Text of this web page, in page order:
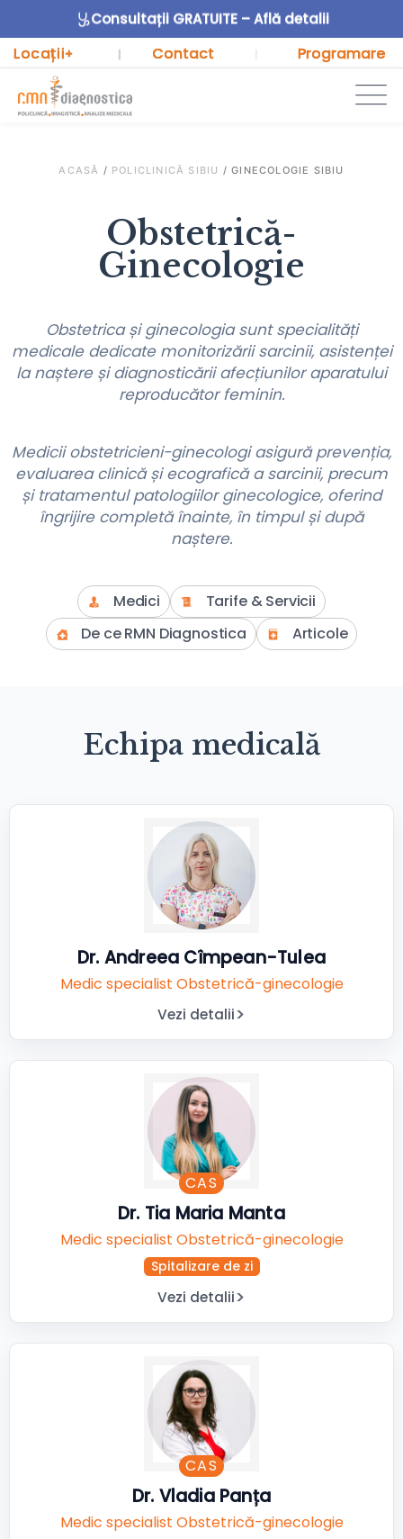
Consultații GRATUITE – Află detalii
Locații+ | Contact Programare
ACASĂ / POLICLINICĂ SIBIU /GINECOLOGIE SIBIU
Obstetrică-
Ginecologie
Obstetrica și ginecologiasunt specialități
medicale dedicate monitorizării sarcinii, asistenței
la naștere și diagnosticării afecțiunilor aparatului
reproducător feminin.
Medicii obstetricieni-ginecologi asigură prevenția,
evaluarea clinică și ecografică a sarcinii, precum
și tratamentul patologiilor ginecologice, oferind
îngrijire completă înainte, în timpul și după
naștere.
Medici
Tarife & Servicii
De ce RMN Diagnostica
Articole
Echipa medicală
Dr. Andreea Cîmpean-Tulea
Medic specialist Obstetrică-ginecologie
Vezi detalii
CAS
Dr. Tia Maria Manta
Medic specialist Obstetrică-ginecologie
Spitalizare de zi
Vezi detalii
CAS
Dr. Vladia Panța
Medic specialist Obstetrică-ginecologie